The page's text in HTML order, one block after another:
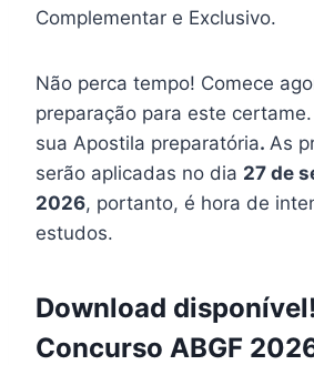
Complementar e Exclusivo.
Não perca tempo! Comece
preparação para este
sua Apostila preparatória. As
serão aplicadas no dia 27 de
2026, portanto, é hora de
estudos.
Download
Concurso ABGF